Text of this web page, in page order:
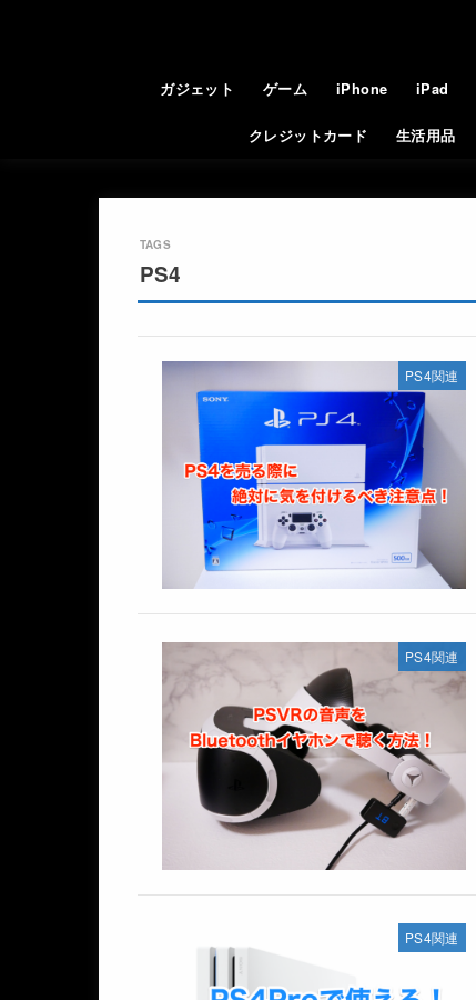
ガジェット ゲーム iPhone iPad
クレジットカード 生活用品
PS4
PS4関連
PS4関連
PS4関連